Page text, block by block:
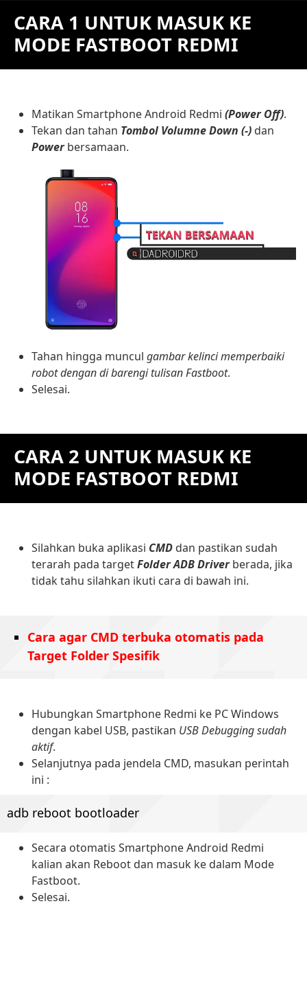
CARA 1 UNTUK MASUK KE
MODE FASTBOOT REDMI
Matikan Smartphone Android Redmi (Power Off).
Tekan dan tahan Tombol Volumne Down (-) dan
Powerbersamaan.
Tahan hingga muncul gambar kelinci memperbaiki
robot dengan di barengi tulisan Fastboot.
Selesai.
CARA 2 UNTUK MASUK KE
MODE FASTBOOT REDMI
Silahkan buka aplikasi CMD dan pastikan sudah
terarah pada targetFolder ADB Driverberada, jika
tidak tahu silahkan ikuti cara di bawah ini.
Cara agar CMD terbuka otomatis pada
Target Folder Spesifik
Hubungkan Smartphone Redmi ke PC Windows
dengan kabel USB, pastikan USB Debugging sudah
aktif.
Selanjutnya pada jendela CMD, masukan perintah
ini :
adb reboot bootloader
Secara otomatis Smartphone Android Redmi
kalian akan Reboot dan masuk ke dalam Mode
Fastboot.
Selesai.